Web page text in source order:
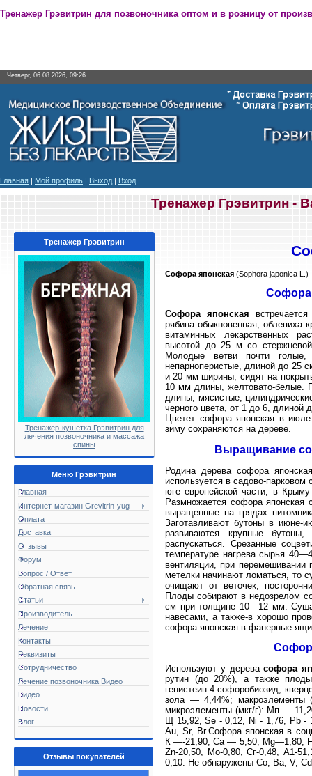
Тренажер Грэвитрин для позвоночника оптом и в розницу от
Четверг, 06.08.2026, 09:26
Главная | Мой профиль | Выход | Вход
Тренажер Грэвитрин -
Тренажер Грэвитрин
Тренажер-кушетка Грэвитрин для
лечения позвоночника и массажа
спины
Меню Грэвитрин
Главная
Интернет-магазин Grevitrin-yug
Оплата
Доставка
Отзывы
Форум
Вопрос / Ответ
Обратная связь
Статьи
Производитель
Лечение
Контакты
Реквизиты
Сотрудничество
Лечение позвоночника Видео
Видео
Новости
Блог
Отзывы покупателей
Софора японская (Sophora japonica
Софора
Софора японская
рябина обыкновенная, облепиха
витаминных лекарственных
высотой до 25 м со стержневой
Молодые ветви почти голые,
непарноперистые, длиной до 25
и 20 мм ширины, сидят на
10 мм длины, желтовато-белые.
длины, мясистые,
черного цвета, от 1 до 6,
Цветет софора японская в
зиму сохраняются на дереве.
Выращивание
Родина дерева софора
используется в садово-
юге европейской части, в
Размножается софора
выращенные на грядах
Заготавливают бутоны в июне-
развиваются крупные
распускаться. Срезанные
температуре нагрева сырья
вентиляции, при перемешивании
метелки начинают ломаться, то
очищают от веточек,
Плоды собирают в недозрелом
см при толщине 10—12 мм.
навесами, а также-в хорошо
софора японская в фанерные
Используют у деревасофора
рутин (до 20%), а также
генистеин-4-софоробиозид,
зола — 4,44%;
микроэлементы (мкг/г): Мп —
Щ 15,92, Se - 0,12, Ni - 1,76, Pb -
Au, Sr, Br.Софора японская в
К —-21,90, Са — 5,50, Mg—1,80,
Zn-20,50, Мо-0,80, Сг-0,48, А1-
0,10. He обнаружены Co, Ba, V,